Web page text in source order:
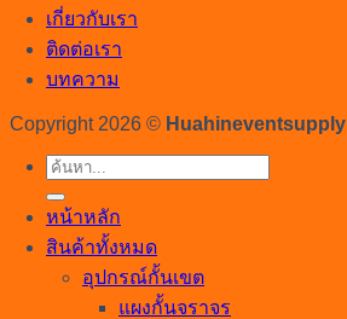
เกี่ยวกับเรา
ติดต่อเรา
บทความ
Copyright 2026 © Huahineventsupply
ค้นหา:
หน้าหลัก
สินค้าทั้งหมด
อุปกรณ์กั้นเขต
แผงกั้นจราจร